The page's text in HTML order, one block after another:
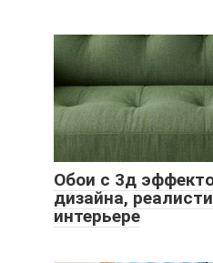
Обои с 3д
дизайна,
интерьере